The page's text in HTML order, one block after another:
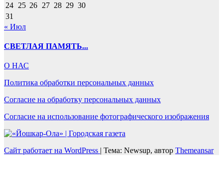
24 25 26 27 28 29 30
31
« Июл
СВЕТЛАЯ ПАМЯТЬ...
О НАС
Политика обработки персональных данных
Согласие на обработку персональных данных
Согласие на использование фотографического изображения
Сайт работает на WordPress | Тема: Newsup, автор Themeansar